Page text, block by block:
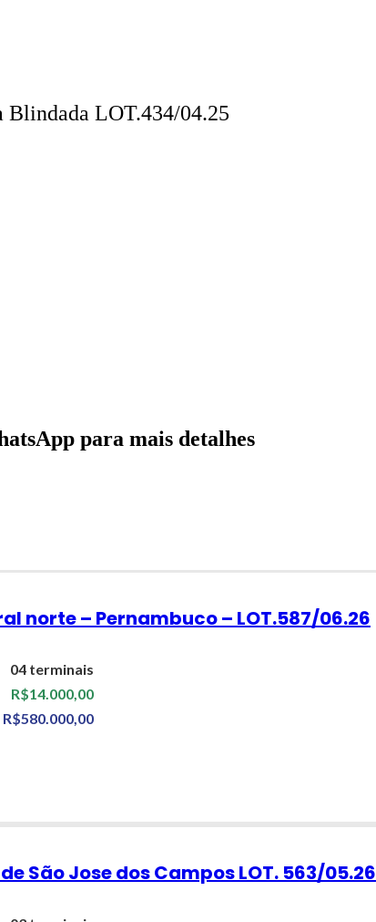
Blindada LOT.434/04.25
para mais detalhes
norte – Pernambuco – LOT.587/06.26
04 terminais
R$14.000,00
R$580.000,00
São Jose dos Campos LOT. 563/05.26